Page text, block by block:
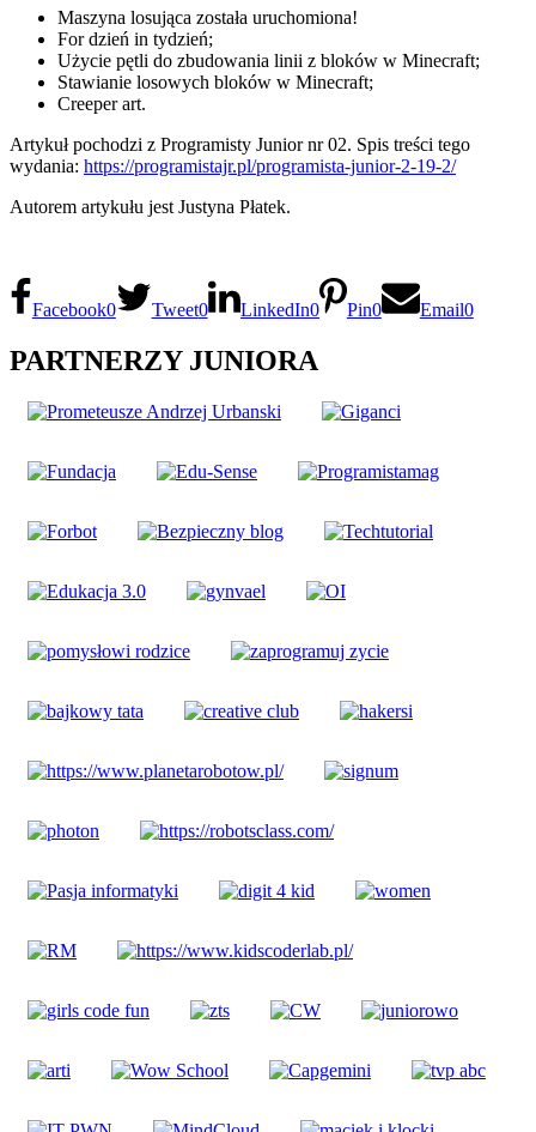
Maszyna losująca została uruchomiona!
For dzień in tydzień;
Użycie pętli do zbudowania linii z bloków w Minecraft;
Stawianie losowych bloków w Minecraft;
Creeper art.
Artykuł pochodzi z Programisty Junior nr 02. Spis treści tego
wydania: https://programistajr.pl/programista-junior-2-19-2/
Autorem artykułu jest Justyna Płatek.
Facebook0 Tweet0 LinkedIn0 Pin0 Email0
PARTNERZY JUNIORA